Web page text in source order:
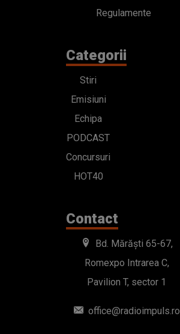
Regulamente
Categorii
Stiri
Emisiuni
Echipa
PODCAST
Concursuri
HOT40
Contact
Bd. Mărăști 65-67,
Romexpo Intrarea C,
Pavilion T, sector 1
office@radioimpuls.ro